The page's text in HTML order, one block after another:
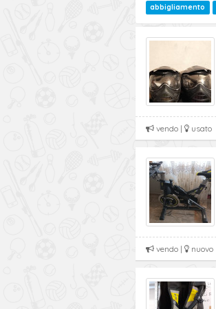
abbigliamento
vendo | usato
vendo | nuovo